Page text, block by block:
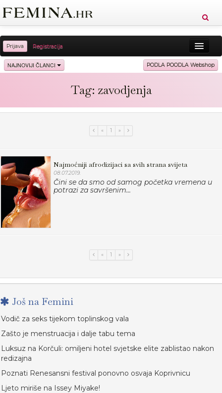
Prijava Registracija
Sreća Zdravlje Vitkost
Ljubav Putovanja
NAJNOVIJI ČLANCI PODLA POODLA Webshop
Tag: zavodjenja
« 1 »
Najmoćniji afrodizijaci sa svih strana svijeta
08.07.2019.
Čini se da smo od samog početka vremena u
potrazi za savršenim...
« 1 »
Još na Femini
Vodič za seks tijekom toplinskog vala
Zašto je menstruacija i dalje tabu tema
Luksuz na Korčuli: omiljeni hotel svjetske elite zablistao nakon
redizajna
Poznati Renesansni festival ponovno osvaja Koprivnicu
Ljeto miriše na Issey Miyake!